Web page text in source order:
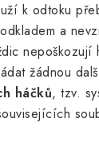
k odtoku
a
žádnou
háčků, tzv.